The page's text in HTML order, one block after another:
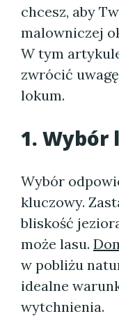
chcesz, aby
malowniczej
W tym
zwrócić
lokum.
1. Wybór
Wybór
kluczowy.
bliskość
może lasu.
w pobliżu
idealne
wytchnienia.